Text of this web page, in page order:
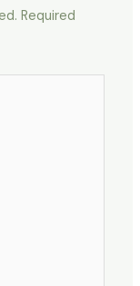
Required